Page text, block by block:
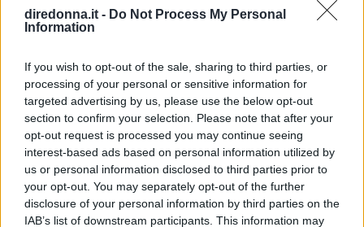
diredonna.it - Do Not Process My Personal
Information
If you wish to opt-out of the sale, sharing to third parties, or
processing of your personal or sensitive information for
targeted advertising by us, please use the below opt-out
section to confirm your selection. Please note that after your
opt-out request is processed you may continue seeing
interest-based ads based on personal information utilized by
us or personal information disclosed to third parties prior to
your opt-out. You may separately opt-out of the further
disclosure of your personal information by third parties on the
IAB’s list of downstream participants. This information may
acconciature originali e resa così popolare nelle tendenze
della primavera-estate di quest'anno.